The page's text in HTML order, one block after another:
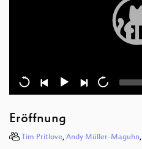
Eröffnung
Tim Pritlove, Andy Müller-Maguhn,